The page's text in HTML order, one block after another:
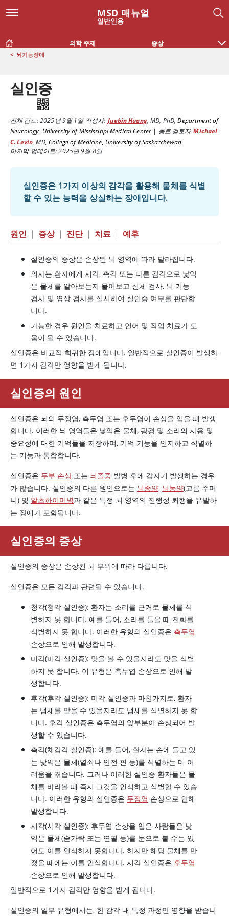
MSD 매뉴얼
일반인용
의학 주제 증상
< 뇌기능장애
실인증
전체 검토:2025년 9월 1일작성자: Juebin Huang,MD, PhD,Department of
Neurology, University of Mississippi Medical Center | 동료 검토자 Michael
C. Levin,MD, College of Medicine, University of Saskatchewan
마지막 업데이트: 2025년 9월 8일
실인증은 1가지 이상의 감각을 활용해 물체를 식별
할 수 있는 능력을 상실하는 장애입니다.
원인 | 증상 | 진단 | 치료 | 예후
실인증의 증상은 손상된 뇌 영역에 따라 달라집니다.
의사는 환자에게 시각, 촉각 또는 다른 감각으로 낯익
은 물체를 알아보는지 물어보고 신체 검사, 뇌 기능
검사 및 영상 검사를 실시하여 실인증 여부를 판단합
니다.
가능한 경우 원인을 치료하고 언어 및 작업 치료가 도
움이 될 수 있습니다.
실인증은 비교적 희귀한 장애입니다. 일반적으로 실인증이 발생하
면 1가지 감각만 영향을 받게 됩니다.
실인증의 원인
실인증은 뇌의 두정엽, 측두엽 또는 후두엽이 손상을 입을 때 발생
합니다. 이러한 뇌 영역들은 낯익은 물체, 광경 및 소리의 사용 및
중요성에 대한 기억들을 저장하며, 기억 기능을 인지하고 식별하
는 기능과 통합합니다.
실인증은 두부 손상 또는 뇌졸중 발병 후에 갑자기 발생하는 경우
가 많습니다. 실인증의 다른 원인으로는 뇌종양, 뇌농양(고름 주머
니) 및 알츠하이머병과 같은 특정 뇌 영역의 진행성 퇴행을 유발하
는 장애가 포함됩니다.
실인증의 증상
실인증의 증상은 손상된 뇌 부위에 따라 다릅니다.
실인증은 모든 감각과 관련될 수 있습니다.
청각(청각 실인증): 환자는 소리를 근거로 물체를 식
별하지 못 합니다. 예를 들어, 소리를 들을 때 전화를
식별하지 못 합니다. 이러한 유형의 실인증은 측두엽
손상으로 인해 발생합니다.
미각(미각 실인증): 맛을 볼 수 있을지라도 맛을 식별
하지 못 합니다. 이 유형은 측두엽 손상으로 인해 발
생합니다.
후각(후각 실인증): 미각 실인증과 마찬가지로, 환자
는 냄새를 맡을 수 있을지라도 냄새를 식별하지 못 합
니다. 후각 실인증은 측두엽의 앞부분이 손상되어 발
생할 수 있습니다.
촉각(체감각 실인증): 예를 들어, 환자는 손에 들고 있
는 낯익은 물체(열쇠나 안전 핀 등)를 식별하는 데 어
려움을 겪습니다. 그러나 이러한 실인증 환자들은 물
체를 바라볼 때 즉시 그것을 인식하고 식별할 수 있습
니다. 이러한 유형의 실인증은 두정엽 손상으로 인해
발생합니다.
시각(시각 실인증): 후두엽 손상을 입은 사람들은 낯
익은 물체(숟가락 또는 연필 등)를 눈으로 볼 수는 있
어도 이를 인식하지 못합니다. 하지만 해당 물체를 만
졌을 때에는 이를 인식합니다. 시각 실인증은 후두엽
손상으로 인해 발생합니다.
일반적으로 1가지 감각만 영향을 받게 됩니다.
실인증의 일부 유형에서는, 한 감각 내 특정 과정만 영향을 받습니